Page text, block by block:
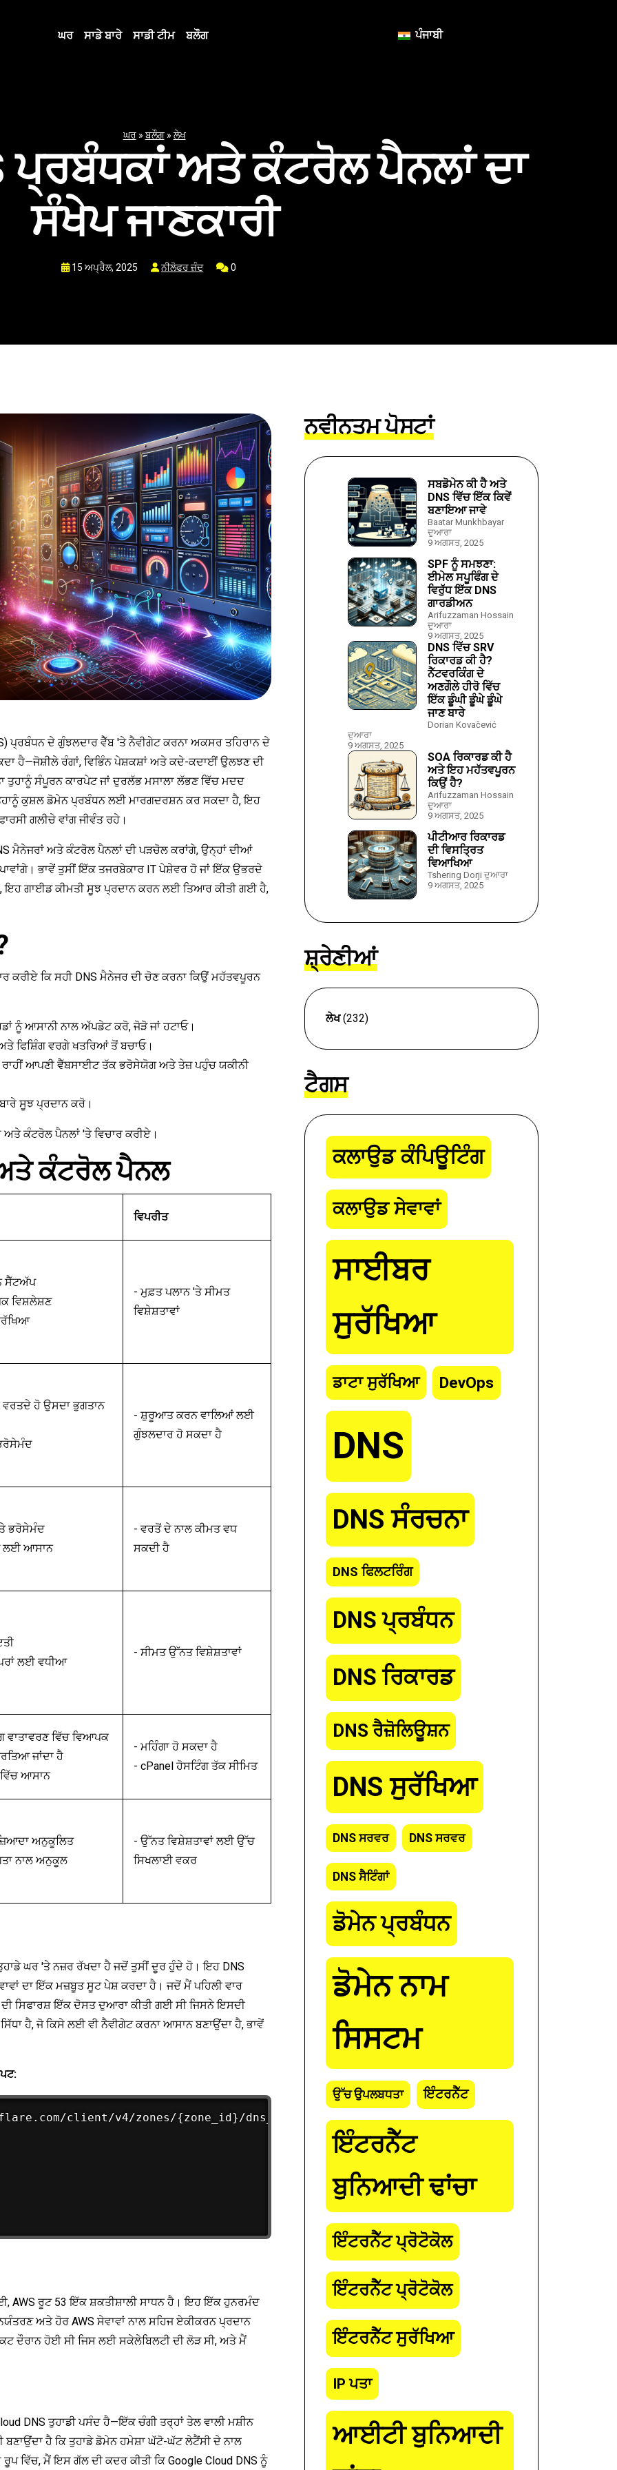
ਘਰ ਸਾਡੇ ਬਾਰੇ ਸਾਡੀ ਟੀਮ ਬਲੌਗ ਪੰਜਾਬੀ
ਘਰ»ਬਲੌਗ»ਲੇਖ
ਪ੍ਰਬੰਧਕਾਂ ਅਤੇ ਕੰਟਰੋਲ ਪੈਨਲਾਂ ਦਾ
ਸੰਖੇਪ ਜਾਣਕਾਰੀ
15 ਅਪ੍ਰੈਲ, 2025 ਨੀਲੋਫਰ ਜ਼ੰਦ 0
ਪ੍ਰਬੰਧਨ ਦੇ ਗੁੰਝਲਦਾਰ ਵੈੱਬ 'ਤੇ ਨੈਵੀਗੇਟ ਕਰਨਾ ਅਕਸਰ ਤਹਿਰਾਨ ਦੇ
ਹੈ—ਜੋਸ਼ੀਲੇ ਰੰਗਾਂ, ਵਿਭਿੰਨ ਪੇਸ਼ਕਸ਼ਾਂ ਅਤੇ ਕਦੇ-ਕਦਾਈਂ ਉਲਝਣ ਦੀ
ਸੰਪੂਰਨ ਕਾਰਪੇਟ ਜਾਂ ਦੁਰਲੱਭ ਮਸਾਲਾ ਲੱਭਣ ਵਿੱਚ ਮਦਦ
ਕੁਸ਼ਲ ਡੋਮੇਨ ਪ੍ਰਬੰਧਨ ਲਈ ਮਾਰਗਦਰਸ਼ਨ ਕਰ ਸਕਦਾ ਹੈ, ਇਹ
ਗਲੀਚੇ ਵਾਂਗ ਜੀਵੰਤ ਰਹੇ।
ਮੈਨੇਜਰਾਂ ਅਤੇ ਕੰਟਰੋਲ ਪੈਨਲਾਂ ਦੀ ਪੜਚੋਲ ਕਰਾਂਗੇ, ਉਨ੍ਹਾਂ ਦੀਆਂ
ਭਾਵੇਂ ਤੁਸੀਂ ਇੱਕ ਤਜਰਬੇਕਾਰ IT ਪੇਸ਼ੇਵਰ ਹੋ ਜਾਂ ਇੱਕ ਉਭਰਦੇ
ਇਹ ਗਾਈਡ ਕੀਮਤੀ ਸੂਝ ਪ੍ਰਦਾਨ ਕਰਨ ਲਈ ਤਿਆਰ ਕੀਤੀ ਗਈ ਹੈ,
ਕਰੀਏ ਕਿ ਸਹੀ DNS ਮੈਨੇਜਰ ਦੀ ਚੋਣ ਕਰਨਾ ਕਿਉਂ ਮਹੱਤਵਪੂਰਨ
ਨੂੰ ਆਸਾਨੀ ਨਾਲ ਅੱਪਡੇਟ ਕਰੋ, ਜੋੜੋ ਜਾਂ ਹਟਾਓ।
ਫਿਸ਼ਿੰਗ ਵਰਗੇ ਖਤਰਿਆਂ ਤੋਂ ਬਚਾਓ।
ਰਾਹੀਂ ਆਪਣੀ ਵੈੱਬਸਾਈਟ ਤੱਕ ਭਰੋਸੇਯੋਗ ਅਤੇ ਤੇਜ਼ ਪਹੁੰਚ ਯਕੀਨੀ
ਸੂਝ ਪ੍ਰਦਾਨ ਕਰੋ।
ਕੰਟਰੋਲ ਪੈਨਲਾਂ 'ਤੇ ਵਿਚਾਰ ਕਰੀਏ।
ਕੰਟਰੋਲ ਪੈਨਲ
ਵਿਪਰੀਤ
ਸੈੱਟਅੱਪ
ਵਿਸ਼ਲੇਸ਼ਣ
- ਮੁਫ਼ਤ ਪਲਾਨ 'ਤੇ ਸੀਮਤ
ਵਿਸ਼ੇਸ਼ਤਾਵਾਂ
ਵਰਤਦੇ ਹੋ ਉਸਦਾ ਭੁਗਤਾਨ
- ਸ਼ੁਰੂਆਤ ਕਰਨ ਵਾਲਿਆਂ ਲਈ
ਗੁੰਝਲਦਾਰ ਹੋ ਸਕਦਾ ਹੈ
ਭਰੋਸੇਮੰਦ
ਲਈ ਆਸਾਨ
- ਵਰਤੋਂ ਦੇ ਨਾਲ ਕੀਮਤ ਵਧ
ਸਕਦੀ ਹੈ
ਲਈ ਵਧੀਆ
- ਸੀਮਤ ਉੱਨਤ ਵਿਸ਼ੇਸ਼ਤਾਵਾਂ
ਵਾਤਾਵਰਣ ਵਿੱਚ ਵਿਆਪਕ
ਜਾਂਦਾ ਹੈ
ਆਸਾਨ
- ਮਹਿੰਗਾ ਹੋ ਸਕਦਾ ਹੈ
- cPanel ਹੋਸਟਿੰਗ ਤੱਕ ਸੀਮਿਤ
ਅਨੁਕੂਲਿਤ
ਨਾਲ ਅਨੁਕੂਲ
- ਉੱਨਤ ਵਿਸ਼ੇਸ਼ਤਾਵਾਂ ਲਈ ਉੱਚ
ਸਿਖਲਾਈ ਵਕਰ
ਘਰ 'ਤੇ ਨਜ਼ਰ ਰੱਖਦਾ ਹੈ ਜਦੋਂ ਤੁਸੀਂ ਦੂਰ ਹੁੰਦੇ ਹੋ। ਇਹ DNS
ਦਾ ਇੱਕ ਮਜ਼ਬੂਤ ਸੂਟ ਪੇਸ਼ ਕਰਦਾ ਹੈ। ਜਦੋਂ ਮੈਂ ਪਹਿਲੀ ਵਾਰ
ਸਿਫਾਰਸ਼ ਇੱਕ ਦੋਸਤ ਦੁਆਰਾ ਕੀਤੀ ਗਈ ਸੀ ਜਿਸਨੇ ਇਸਦੀ
ਹੈ, ਜੋ ਕਿਸੇ ਲਈ ਵੀ ਨੈਵੀਗੇਟ ਕਰਨਾ ਆਸਾਨ ਬਣਾਉਂਦਾ ਹੈ, ਭਾਵੇਂ
client/v4/zones/{zone_id}/dns_records" -H "Authorization: Bearer {api_token}"
AWS ਰੂਟ 53 ਇੱਕ ਸ਼ਕਤੀਸ਼ਾਲੀ ਸਾਧਨ ਹੈ। ਇਹ ਇੱਕ ਹੁਨਰਮੰਦ
ਅਤੇ ਹੋਰ AWS ਸੇਵਾਵਾਂ ਨਾਲ ਸਹਿਜ ਏਕੀਕਰਨ ਪ੍ਰਦਾਨ
ਦੌਰਾਨ ਹੋਈ ਸੀ ਜਿਸ ਲਈ ਸਕੇਲੇਬਿਲਟੀ ਦੀ ਲੋੜ ਸੀ, ਅਤੇ ਮੈਂ
DNS ਤੁਹਾਡੀ ਪਸੰਦ ਹੈ—ਇੱਕ ਚੰਗੀ ਤਰ੍ਹਾਂ ਤੇਲ ਵਾਲੀ ਮਸ਼ੀਨ
ਹੈ ਕਿ ਤੁਹਾਡੇ ਡੋਮੇਨ ਹਮੇਸ਼ਾ ਘੱਟੋ-ਘੱਟ ਲੇਟੈਂਸੀ ਦੇ ਨਾਲ
ਵਿੱਚ, ਮੈਂ ਇਸ ਗੱਲ ਦੀ ਕਦਰ ਕੀਤੀ ਕਿ Google Cloud DNS ਨੂੰ
ਨਵੀਨਤਮ ਪੋਸਟਾਂ
ਸਬਡੋਮੇਨ ਕੀ ਹੈ ਅਤੇ
DNS ਵਿੱਚ ਇੱਕ ਕਿਵੇਂ
ਬਣਾਇਆ ਜਾਵੇ
Baatar Munkhbayar
ਦੁਆਰਾ
9 ਅਗਸਤ, 2025
SPF ਨੂੰ ਸਮਝਣਾ:
ਈਮੇਲ ਸਪੂਫਿੰਗ ਦੇ
ਵਿਰੁੱਧ ਇੱਕ DNS
ਗਾਰਡੀਅਨ
Arifuzzaman Hossain
ਦੁਆਰਾ
9 ਅਗਸਤ, 2025
DNS ਵਿੱਚ SRV
ਰਿਕਾਰਡ ਕੀ ਹੈ?
ਨੈੱਟਵਰਕਿੰਗ ਦੇ
ਅਣਗੌਲੇ ਹੀਰੋ ਵਿੱਚ
ਇੱਕ ਡੂੰਘੀ ਡੂੰਘੇ ਡੂੰਘੇ
ਜਾਣ ਬਾਰੇ
Dorian Kovačević
ਦੁਆਰਾ
9 ਅਗਸਤ, 2025
SOA ਰਿਕਾਰਡ ਕੀ ਹੈ
ਅਤੇ ਇਹ ਮਹੱਤਵਪੂਰਨ
ਕਿਉਂ ਹੈ?
Arifuzzaman Hossain
ਦੁਆਰਾ
9 ਅਗਸਤ, 2025
ਪੀਟੀਆਰ ਰਿਕਾਰਡ
ਦੀ ਵਿਸਤ੍ਰਿਤ
ਵਿਆਖਿਆ
Tshering Dorji ਦੁਆਰਾ
9 ਅਗਸਤ, 2025
ਸ਼੍ਰੇਣੀਆਂ
ਲੇਖ(232)
ਟੈਗਸ
ਕਲਾਉਡ ਕੰਪਿਊਟਿੰਗ
ਕਲਾਉਡ ਸੇਵਾਵਾਂ
ਸਾਈਬਰ
ਸੁਰੱਖਿਆ
ਡਾਟਾ ਸੁਰੱਖਿਆ DevOps
DNS
DNS ਸੰਰਚਨਾ
DNS ਫਿਲਟਰਿੰਗ
DNS ਪ੍ਰਬੰਧਨ
DNS ਰਿਕਾਰਡ
DNS ਰੈਜ਼ੋਲਿਊਸ਼ਨ
DNS ਸੁਰੱਖਿਆ
DNS ਸਰਵਰ DNS ਸਰਵਰ
DNS ਸੈਟਿੰਗਾਂ
ਡੋਮੇਨ ਪ੍ਰਬੰਧਨ
ਡੋਮੇਨ ਨਾਮ
ਸਿਸਟਮ
ਉੱਚ ਉਪਲਬਧਤਾ ਇੰਟਰਨੈੱਟ
ਇੰਟਰਨੈੱਟ
ਬੁਨਿਆਦੀ ਢਾਂਚਾ
ਇੰਟਰਨੈੱਟ ਪ੍ਰੋਟੋਕੋਲ
ਇੰਟਰਨੈੱਟ ਪ੍ਰੋਟੋਕੋਲ
ਇੰਟਰਨੈੱਟ ਸੁਰੱਖਿਆ
IP ਪਤਾ
ਆਈਟੀ ਬੁਨਿਆਦੀ